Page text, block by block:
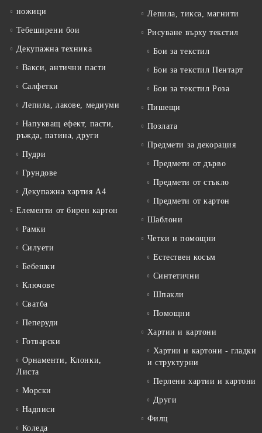
ножици
Тебеширени бои
Декупажна техника
Вакси, антични пасти
Салфетки
Лепила, лакове, медиуми
Напукващ ефект, пасти,
ръжда, патина, други
Пудри
Грундове
Декупажна хартия А4
Елементи от бирен картон
Рамки
Силуети
Бебешки
Ключове
Сватба
Пеперуди
Готварски
Орнаменти, Клонки,
Листа
Морски
Надписи
Коледа
Лепила, тикса, магнити
Рисуване върху текстил
Бои за текстил
Бои за текстил Пентарт
Бои за текстил Роза
Пишещи
Позлата
Предмети за декорация
Предмети от дърво
Предмети от стъкло
Предмети от картон
Шаблони
Четки и помощни
Естествен косъм
Синтетични
Шпакли
Помощни
Хартии и картони
Хартии и картони - гладки
и структурни
Перлени хартии и картони
Други
Филц